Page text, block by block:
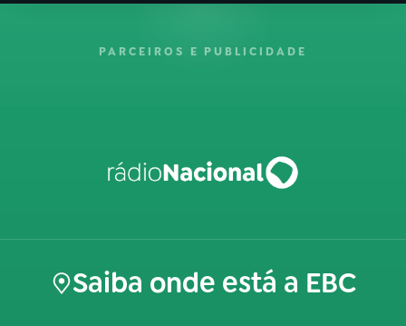
PARCEIROS E PUBLICIDADE
Saiba onde está a EBC